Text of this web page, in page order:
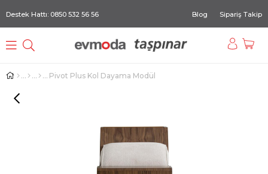
Destek Hattı: 0850 532 56 56 Blog Sipariş Takip
Pivot Plus Kol Dayama Modül